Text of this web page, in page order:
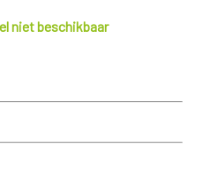
niet beschikbaar